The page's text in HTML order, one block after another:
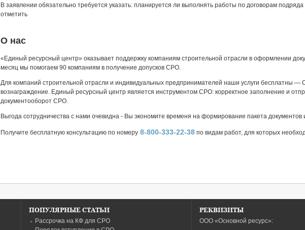
В заявлении обязательно требуется указать: планируется ли выполнять работы по договорам
отметить
О нас
«Единый ресурсный центр» оказывает поддержку компаниям строительной отрасли в оформлении
месяц мы помогаем 90 компаниям в получение допусков СРО.
Для компаний строительной отрасли и индивидуальных предпринимателей наши услуги бесплатны
вознаграждение. Единый ресурсный центр является инструментом СРО: корректное заполнение и
документооборот СРО.
Выгода сотрудничества с нами очевидна - Вы экономите временя на формирование пакета
Получите бесплатную консультацию по номеру 8-800-333-22-38 по видам работ, для которых
ПОПУЛЯРНЫЕ СТАТЬИ
Рассрочка на КФ для СРО
РЕКВИЗИТЫ
ООО «Основной ресурс»: